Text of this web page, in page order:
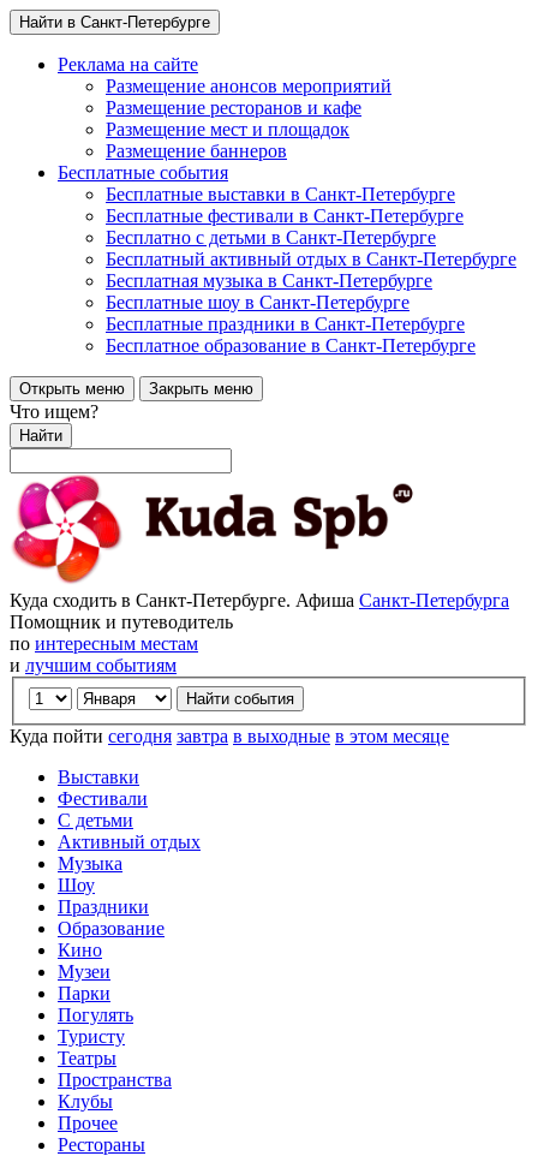
Найти в Санкт-Петербурге
Реклама на сайте
Размещение анонсов мероприятий
Размещение ресторанов и кафе
Размещение мест и площадок
Размещение баннеров
Бесплатные события
Бесплатные выставки в Санкт-Петербурге
Бесплатные фестивали в Санкт-Петербурге
Бесплатно с детьми в Санкт-Петербурге
Бесплатный активный отдых в Санкт-Петербурге
Бесплатная музыка в Санкт-Петербурге
Бесплатные шоу в Санкт-Петербурге
Бесплатные праздники в Санкт-Петербурге
Бесплатное образование в Санкт-Петербурге
Открыть меню Закрыть меню
Что ищем?
Найти
Куда сходить в Санкт-Петербурге. Афиша Санкт-Петербурга
Помощник и путеводитель
по интересным местам
и лучшим событиям
Куда пойти сегодня завтра в выходные в этом месяце
Выставки
Фестивали
С детьми
Активный отдых
Музыка
Шоу
Праздники
Образование
Кино
Музеи
Парки
Погулять
Туристу
Театры
Пространства
Клубы
Прочее
Рестораны